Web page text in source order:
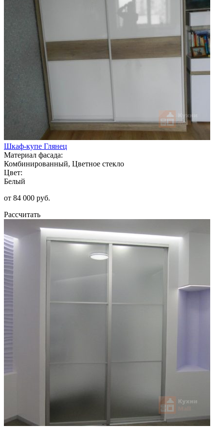
Шкаф-купе Глянец
Материал фасада:
Комбинированный, Цветное стекло
Цвет:
Белый
от 84 000 руб.
Рассчитать